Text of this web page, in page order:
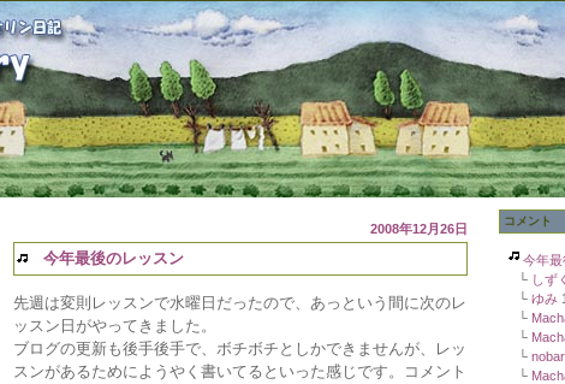
2008年12月26日
今年最後のレッスン
先週は変則レッスンで水曜日だったので、あっという間に次のレ
ッスン日がやってきました。
ブログの更新も後手後手で、ボチボチとしかできませんが、レッ
スンがあるためにようやく書いてるといった感じです。コメント
コメント
今年最
└ しずく
└ ゆみ
└
└
└
└